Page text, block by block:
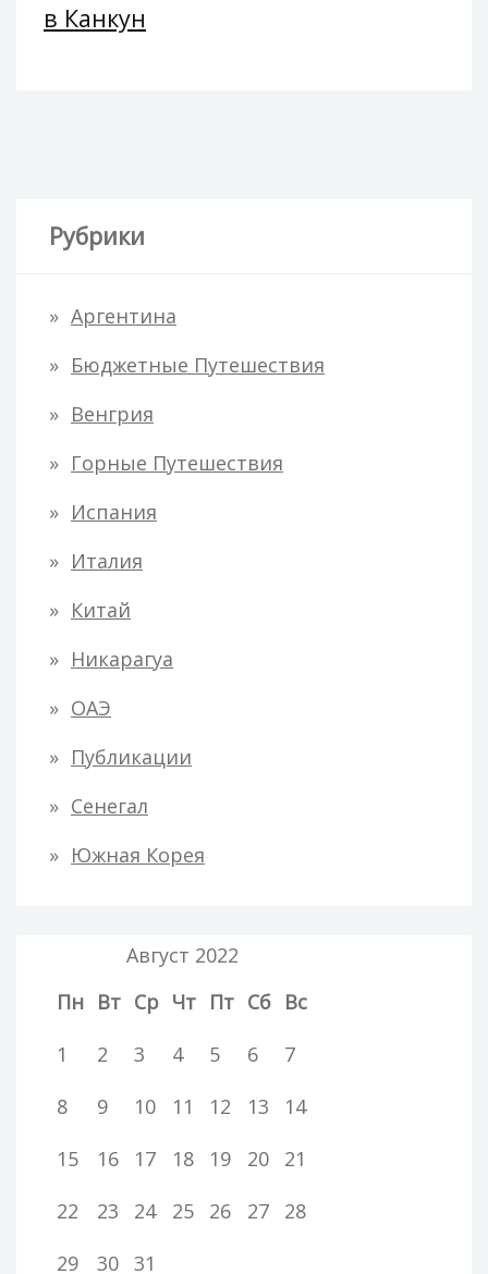
в Канкун
Рубрики
Аргентина
Бюджетные Путешествия
Венгрия
Горные Путешествия
Испания
Италия
Китай
Никарагуа
ОАЭ
Публикации
Сенегал
Южная Корея
Август 2022
Пн Вт Ср Чт Пт Сб Вс
1
2 3 4 5 6
7
8
9 10 11 12 13
14
15
16 17 18 19 20
21
22
23 24 25 26 27
28
29
30 31